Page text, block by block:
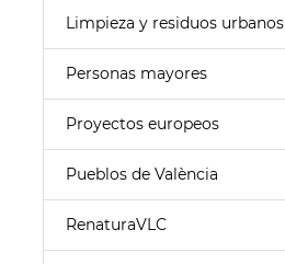
Limpieza y residuos urbanos
Personas mayores
Proyectos europeos
Pueblos de València
RenaturaVLC